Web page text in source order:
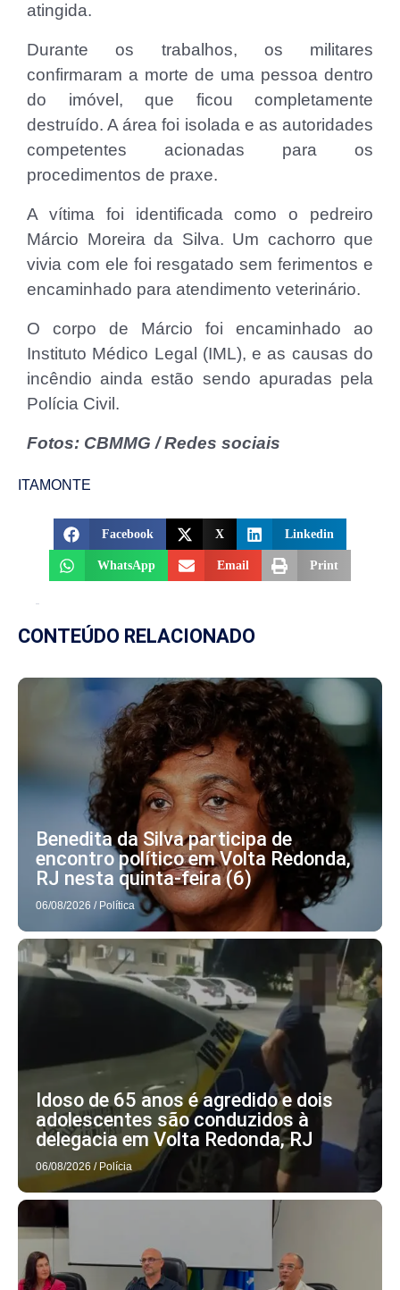
atingida.
Durante os trabalhos, os militares
confirmaram a morte de uma pessoa dentro
do imóvel, que ficou completamente
destruído. A área foi isolada e as autoridades
competentes acionadas para os
procedimentos de praxe.
A vítima foi identificada como o pedreiro
Márcio Moreira da Silva. Um cachorro que
vivia com ele foi resgatado sem ferimentos e
encaminhado para atendimento veterinário.
O corpo de Márcio foi encaminhado ao
Instituto Médico Legal (IML), e as causas do
incêndio ainda estão sendo apuradas pela
Polícia Civil.
Fotos: CBMMG / Redes sociais
ITAMONTE
Facebook X Linkedin
WhatsApp Email Print
CONTEÚDO RELACIONADO
Benedita da Silva participa de
encontro político em Volta Redonda,
RJ nesta quinta-feira (6)
06/08/2026 / Política
Idoso de 65 anos é agredido e dois
adolescentes são conduzidos à
delegacia em Volta Redonda, RJ
06/08/2026 / Polícia